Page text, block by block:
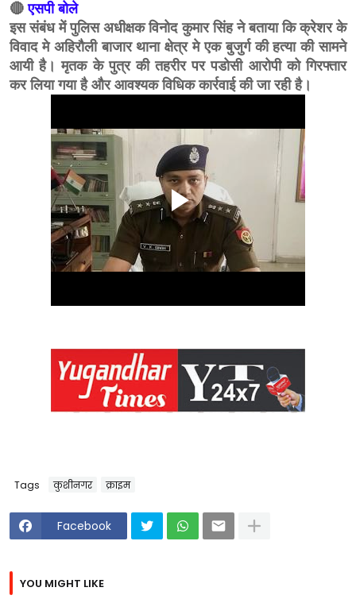
🔴एसपी बोले
इस संबंध में पुलिस अधीक्षक विनोद कुमार सिंह ने बताया कि क्रेशर के
विवाद मे अहिरौली बाजार थाना क्षेत्र मे एक बुजुर्ग की हत्या की सामने
आयी है। मृतक के पुत्र की तहरीर पर पडोसी आरोपी को गिरफ्तार
कर लिया गया है और आवश्यक विधिक कार्रवाई की जा रही है।
Tags कुशीनगर क्राइम
Facebook
YOU MIGHT LIKE